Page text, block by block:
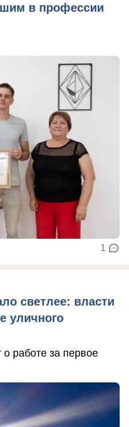
в профессии
1
светлее: власти
уличного
о работе за первое